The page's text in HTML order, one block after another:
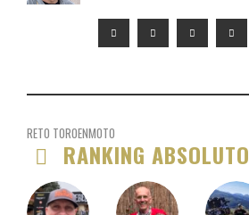
RETO TOROENMOTO
RANKING ABSOLUTO